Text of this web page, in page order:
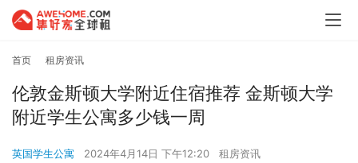
首页 租房资讯
伦敦金斯顿大学附近住宿推荐 金斯顿大学
附近学生公寓多少钱一周
英国学生公寓 2024年4月14日 下午12:20 租房资讯